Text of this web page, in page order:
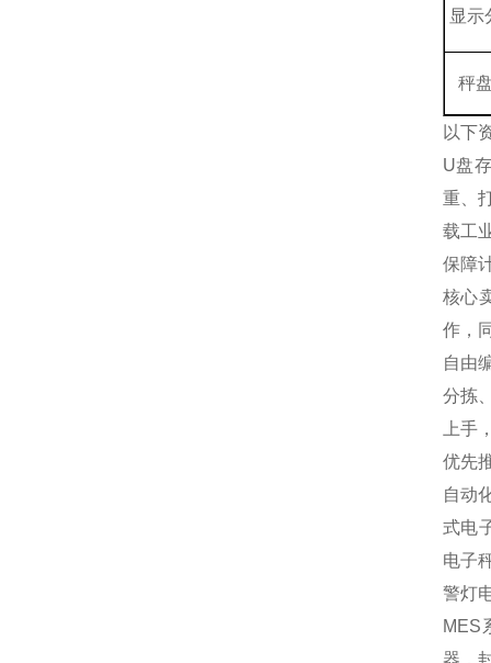
显示
秤
以下
U盘
重、
载工
保障
核心
作，
自由
分拣
上手
优先
自动
式电
电子
警灯
MES
器，